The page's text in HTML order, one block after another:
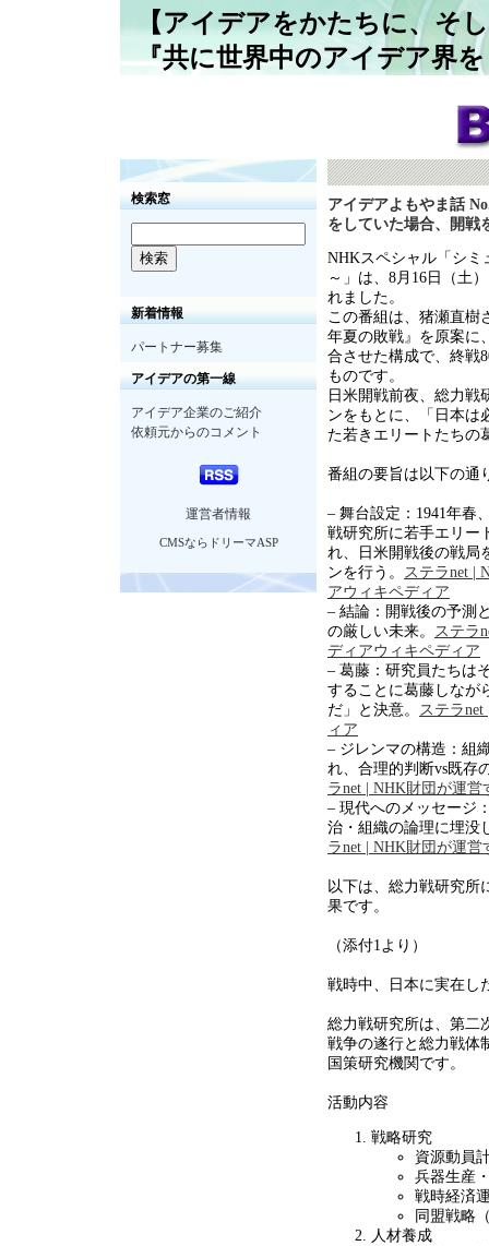
【アイデアをかたちに、そ
『共に世界中のアイデア界
検索窓
新着情報
パートナー募集
アイデアの第一線
アイデア企業のご紹介
依頼元からのコメント
運営者情報
CMSならドリーマASP
アイデアよもやま話
をしていた場合、開戦
NHKスペシャル「シミ
～」は、 8月 16 日（土
れました。
この番組は、猪瀬直樹
年夏の敗戦』を原案に
合させた構成で、終戦
ものです。
日米開戦前夜、総力戦
ンをもとに、「日本は
た若きエリートたちの
番組の要旨は以下の通
– 舞台設定： 1941年春
戦研究所に若手エリー
れ、日米開戦後の戦局
ンを行う。 ステラnet |
アウィキペディア
– 結論：開戦後の予測
の厳しい未来。 ステラ
ディアウィキペディア
– 葛藤：研究員たちは
することに葛藤しなが
だ」と決意。 ステラ
ィア
– ジレンマの構造：組
れ、合理的判断vs既存
ラnet | NHK財団が運
– 現代へのメッセージ
治・組織の論理に埋没
ラnet | NHK財団が運
以下は、総力戦研究所
果です。
（添付1より）
戦時中、日本に実在し
総力戦研究所は、第二
戦争の遂行と総力戦体
国策研究機関です。
活動内容
戦略研究
資源動員
兵器生産
戦時経済
同盟戦略
人材養成